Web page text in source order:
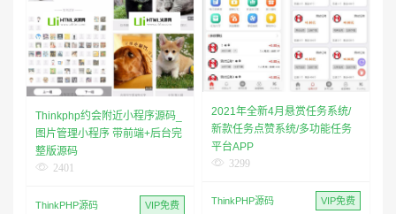
Thinkphp约会附近小程序源码_
图片管理小程序 带前端+后台完
整版源码
2401
ThinkPHP源码 VIP免费
2021年全新4月悬赏任务系统/
新款任务点赞系统/多功能任务
平台APP
3299
ThinkPHP源码 VIP免费